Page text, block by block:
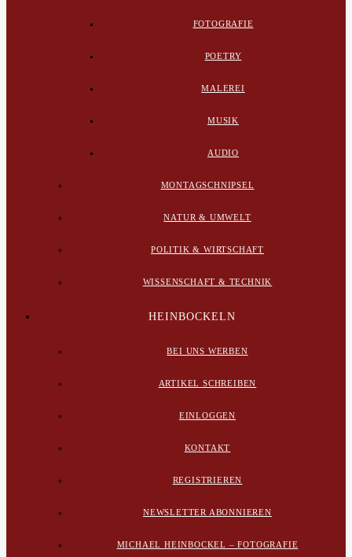
FOTOGRAFIE
POETRY
MALEREI
MUSIK
AUDIO
MONTAGSCHNIPSEL
NATUR & UMWELT
POLITIK & WIRTSCHAFT
WISSENSCHAFT & TECHNIK
HEINBOCKELN
BEI UNS WERBEN
ARTIKEL SCHREIBEN
EINLOGGEN
KONTAKT
REGISTRIEREN
NEWSLETTER ABONNIEREN
MICHAEL HEINBOCKEL – FOTOGRAFIE